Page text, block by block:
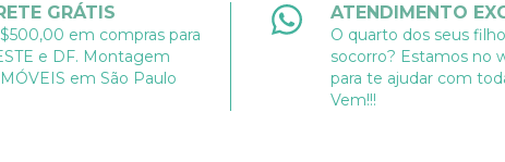
GRÁTIS
em compras para
e DF. Montagem
em São Paulo
ATENDIMENTO
O quarto dos seus
socorro? Estamos no
para te ajudar com
Vem!!!